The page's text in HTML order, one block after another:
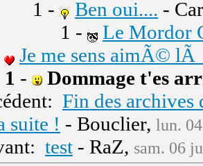
1 - Ben oui.... -
1 -
Le Mordor
Je me sens aimÃ©
1 -
Dommage t'es
Fin des
suite ! - Bouclier, lun.
test - RaZ, sam. 06